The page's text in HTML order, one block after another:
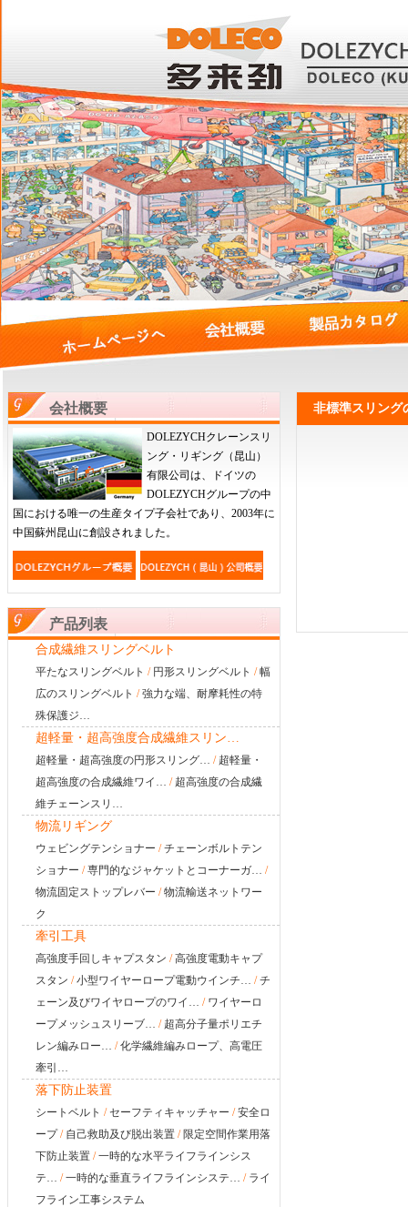
会社概要
DOLEZYCHクレーンスリ
ング・リギング（昆山）
有限公司は、ドイツの
DOLEZYCHグループの中
国における唯一の生産タイプ子会社であり、2003年に
中国蘇州昆山に創設されました。
产品列表
合成繊維スリングベルト
平たなスリングベルト / 円形スリングベルト /幅
広のスリングベルト /強力な端、耐摩耗性の特
殊保護ジ…
超軽量・超高強度合成繊維スリン…
超軽量・超高強度の円形スリング… / 超軽量・
超高強度の合成繊維ワイ… / 超高強度の合成繊
維チェーンスリ…
物流リギング
ウェビングテンショナー /チェーンボルトテン
ショナー /専門的なジャケットとコーナーガ… /
物流固定ストップレバー /物流輸送ネットワー
ク
牽引工具
高強度手回しキャプスタン /高強度電動キャプ
スタン /小型ワイヤーロープ電動ウインチ… /チ
ェーン及びワイヤロープのワイ… / ワイヤーロ
ープメッシュスリーブ… / 超高分子量ポリエチ
レン編みロー… /化学繊維編みロープ、高電圧
牽引…
落下防止装置
シートベルト /セーフティキャッチャー /安全ロ
ープ/ 自己救助及び脱出装置 / 限定空間作業用落
下防止装置 /一時的な水平ライフラインシス
テ… /一時的な垂直ライフラインシステ… / ライ
フライン工事システム
非標準スリング